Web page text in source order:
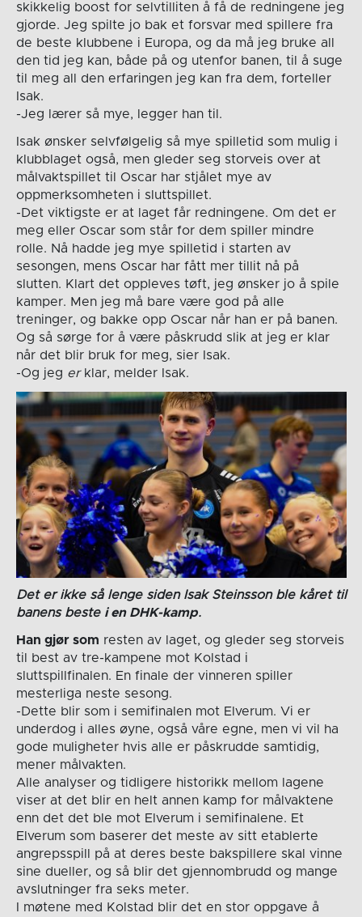
skikkelig boost for selvtilliten å få de redningene jeg
gjorde. Jeg spilte jo bak et forsvar med spillere fra
de beste klubbene i Europa, og da må jeg bruke all
den tid jeg kan, både på og utenfor banen, til å suge
til meg all den erfaringen jeg kan fra dem, forteller
Isak.
-Jeg lærer så mye, legger han til.
Isak ønsker selvfølgelig så mye spilletid som mulig i
klubblaget også, men gleder seg storveis over at
målvaktspillet til Oscar har stjålet mye av
oppmerksomheten i sluttspillet.
-Det viktigste er at laget får redningene. Om det er
meg eller Oscar som står for dem spiller mindre
rolle. Nå hadde jeg mye spilletid i starten av
sesongen, mens Oscar har fått mer tillit nå på
slutten. Klart det oppleves tøft, jeg ønsker jo å spile
kamper. Men jeg må bare være god på alle
treninger, og bakke opp Oscar når han er på banen.
Og så sørge for å være påskrudd slik at jeg er klar
når det blir bruk for meg, sier Isak.
-Og jeg erklar, melder Isak.
Det er ikke så lenge siden Isak Steinsson ble kåret til
banens beste i en DHK-kamp.
Han gjør som resten av laget, og gleder seg storveis
til best av tre-kampene mot Kolstad i
sluttspillfinalen. En finale der vinneren spiller
mesterliga neste sesong.
-Dette blir som i semifinalen mot Elverum. Vi er
underdog i alles øyne, også våre egne, men vi vil ha
gode muligheter hvis alle er påskrudde samtidig,
mener målvakten.
Alle analyser og tidligere historikk mellom lagene
viser at det blir en helt annen kamp for målvaktene
enn det det ble mot Elverum i semifinalene. Et
Elverum som baserer det meste av sitt etablerte
angrepsspill på at deres beste bakspillere skal vinne
sine dueller, og så blir det gjennombrudd og mange
avslutninger fra seks meter.
I møtene med Kolstad blir det en stor oppgave å